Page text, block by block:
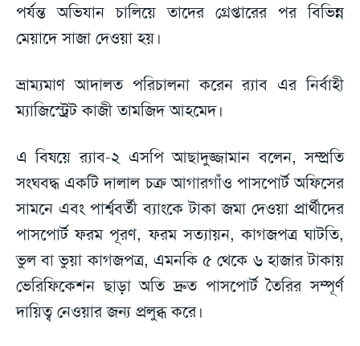
পর্যন্ত অভিযান চালিয়ে তাদের গ্রেপ্তারের পর বিভিন্ন
মেয়াদে সাজা দেওয়া হয়।
ভ্রাম্যমাণ আদালত পরিচালনা করেন র‌্যাব এর নির্বাহী
ম্যাজিস্ট্রেট কাজী তামজিদ আহমেদ।
এ বিষয়ে র‌্যাব-২ এসপি আছাদুজ্জামান বলেন, সম্প্রতি
সংঘবদ্ধ একটি দালাল চক্র আগারগাঁও পাসপোর্ট অফিসের
সামনে এবং পার্শ্ববর্তী ব্যাংকে টাকা জমা দেওয়া প্রার্থীদের
পাসপোর্ট ফরম পূরণ, ফরম সত্যায়ন, কাগজপত্র ঘাটতি,
ভুল বা ভুয়া কাগজপত্র, এমনকি ৫ থেকে ৬ হাজার টাকায়
ভেরিফিকেশন ছাড়া অতি দ্রুত পাসপোর্ট তৈরির সম্পূর্ণ
দায়িত্ব নেওয়ার জন্য প্রলুব্ধ করে।